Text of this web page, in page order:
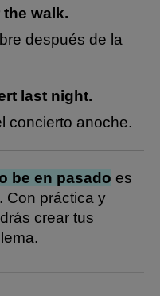
walk.
después de la
last night.
concierto anoche.
be en pasado es
Con práctica y
crear tus